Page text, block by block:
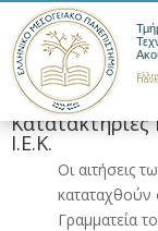
Κατατακτήριες
Ι.Ε.Κ.
Οι αιτήσεις
καταταχθούν
Γραμματεία